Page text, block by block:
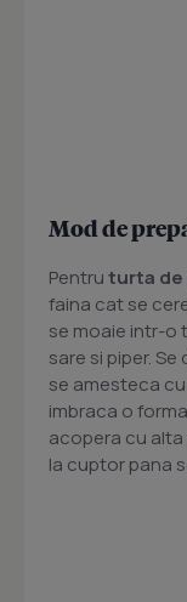
Mod de
Pentruturta de
faina cat se
se moaie intr-o
sare si piper.
se amesteca
imbraca o
acopera cu alta
la cuptor pana